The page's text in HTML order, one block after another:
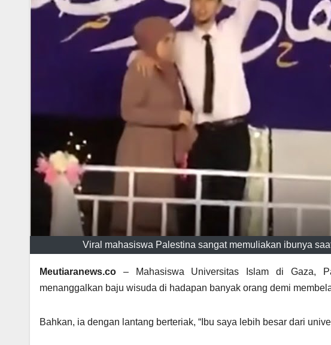
Viral mahasiswa Palestina sangat memuliakan ibunya
Meutiaranews.co – Mahasiswa Universitas Islam di Gaza,
menanggalkan baju wisuda di hadapan banyak orang demi
Bahkan, ia dengan lantang berteriak, “Ibu saya lebih besar dari